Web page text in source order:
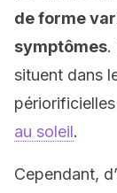
de forme
symptômes.
situent dans
au soleil.
Cependant,